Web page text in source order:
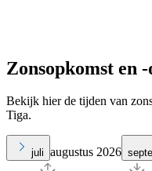
Zonsopkomst en
Bekijk hier de tijden van
Tiga.
juli augustus 2026